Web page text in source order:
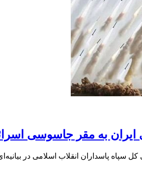
به مقر جاسوسی
پاسداران انقلاب اسلامی در